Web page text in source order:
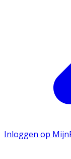
Inloggen op